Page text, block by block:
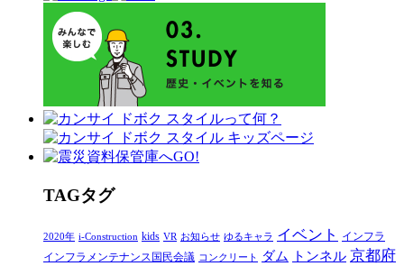
TAGタグ
2020年 i-Construction kids VR お知らせ ゆるキャラ イベント
インフラ
インフラメンテナンス国民会議 コンクリート ダム トンネル 京都府